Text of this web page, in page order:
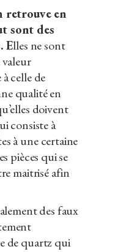
retrouve en
sont des
Elles ne sont
valeur
celle de
qualité en
doivent
consiste à
à une certaine
pièces qui se
maitrisé afin
des faux
de quartz qui